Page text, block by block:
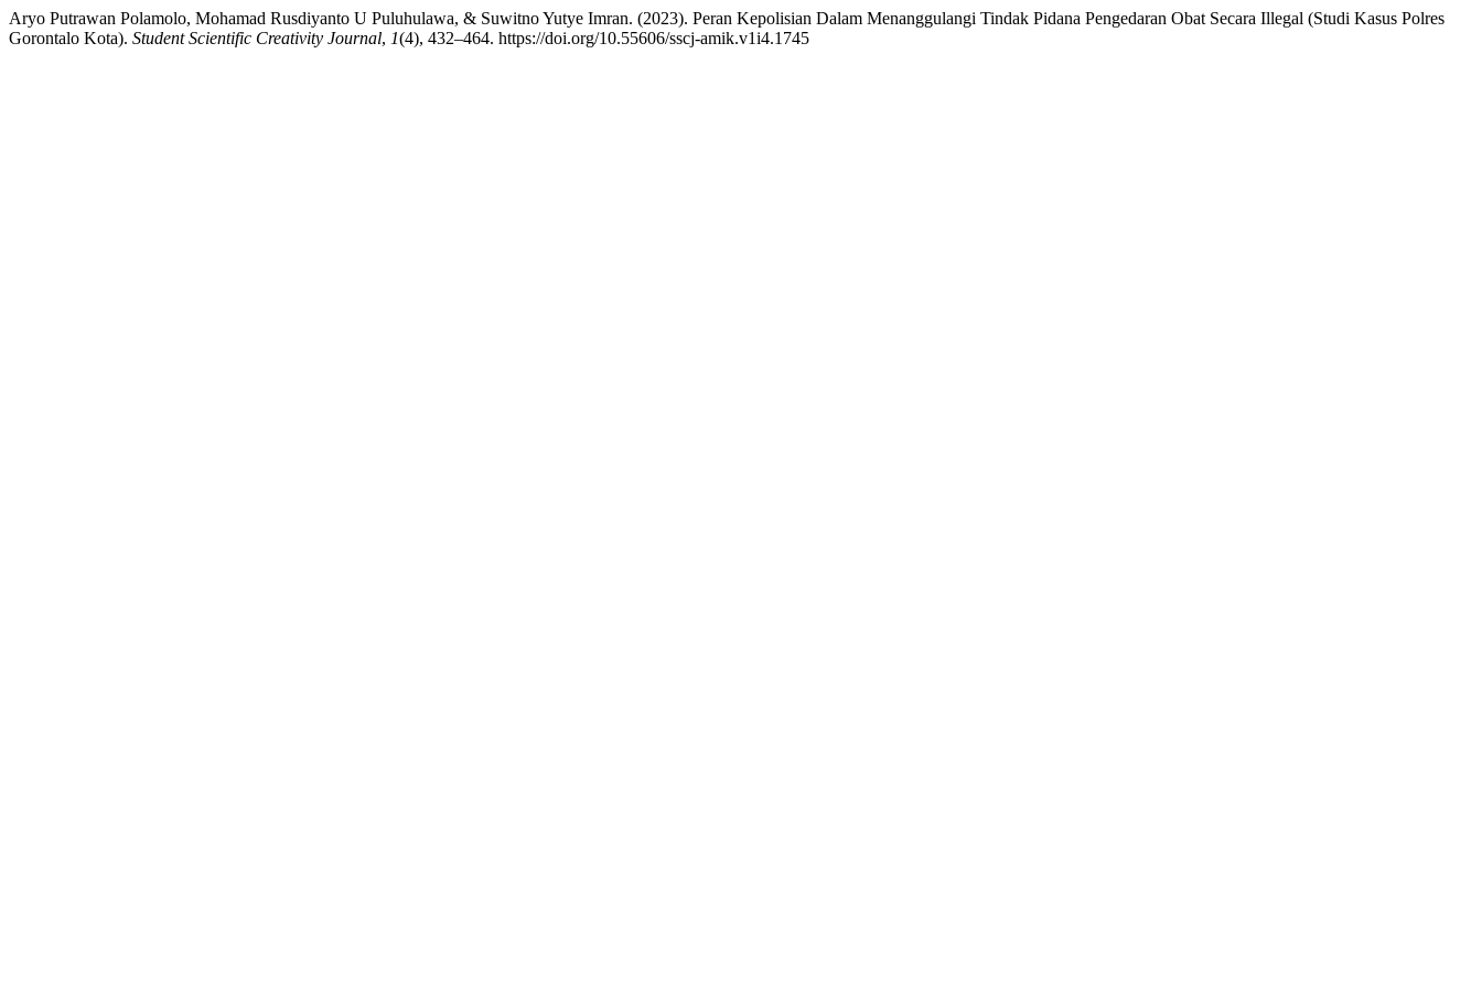
Aryo Putrawan Polamolo, Mohamad Rusdiyanto U Puluhulawa, & Suwitno Yutye Imran. (2023). Peran Kepolisian Dalam Menanggulangi Tindak Pidana Pengedaran Obat Secara Illegal (Studi Kasus Polres
Gorontalo Kota). Student Scientific Creativity Journal, 1(4), 432–464. https://doi.org/10.55606/sscj-amik.v1i4.1745